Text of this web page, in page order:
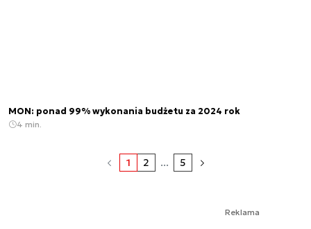
MON: ponad 99% wykonania budżetu za 2024 rok
4 min.
1 2 ... 5
Reklama